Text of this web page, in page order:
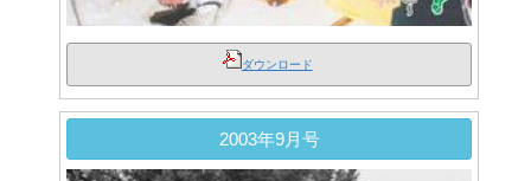
ダウンロード
2003年9月号